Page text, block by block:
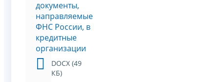
документы,
направляемые
ФНС России, в
кредитные
организации
DOCX (49
КБ)